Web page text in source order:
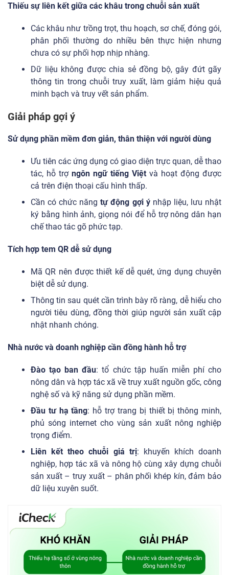
Thiếu sự liên kết giữa các khâu trong chuỗi sản xuất
Các khâu như trồng trọt, thu hoạch, sơ chế, đóng gói,
phân phối thường do nhiều bên thực hiện nhưng
chưa có sự phối hợp nhịp nhàng.
Dữ liệu không được chia sẻ đồng bộ, gây đứt gãy
thông tin trong chuỗi truy xuất, làm giảm hiệu quả
minh bạch và truy vết sản phẩm.
Giải pháp gợi ý
Sử dụng phần mềm đơn giản, thân thiện với người dùng
Ưu tiên các ứng dụng có giao diện trực quan, dễ thao
tác, hỗ trợ ngôn ngữ tiếng Việt và hoạt động được
cả trên điện thoại cấu hình thấp.
Cần có chức năngtự động gợi ýnhập liệu, lưu nhật
ký bằng hình ảnh, giọng nói để hỗ trợ nông dân hạn
chế thao tác gõ phức tạp.
Tích hợp tem QR dễ sử dụng
Mã QR nên được thiết kế dễ quét, ứng dụng chuyên
biệt dễ sử dụng.
Thông tin sau quét cần trình bày rõ ràng, dễ hiểu cho
người tiêu dùng, đồng thời giúp người sản xuất cập
nhật nhanh chóng.
Nhà nước và doanh nghiệp cần đồng hành hỗ trợ
Đào tạo ban đầu: tổ chức tập huấn miễn phí cho
nông dân và hợp tác xã về truy xuất nguồn gốc, công
nghệ số và kỹ năng sử dụng phần mềm.
Đầu tư hạ tầng: hỗ trợ trang bị thiết bị thông minh,
phủ sóng internet cho vùng sản xuất nông nghiệp
trọng điểm.
Liên kết theo chuỗi giá trị: khuyến khích doanh
nghiệp, hợp tác xã và nông hộ cùng xây dựng chuỗi
sản xuất – truy xuất – phân phối khép kín, đảm bảo
dữ liệu xuyên suốt.